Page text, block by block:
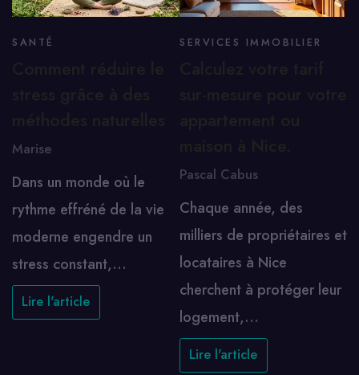
SANTÉ
Marise
Dans un monde où le
rythme effréné de la vie
moderne engendre un
stress constant,…
Lire l'article
SERVICES IMMOBILIER
Pascal Cabus
Chaque année, des
milliers de propriétaires et
locataires à Nice
cherchent à protéger leur
logement,…
Lire l'article